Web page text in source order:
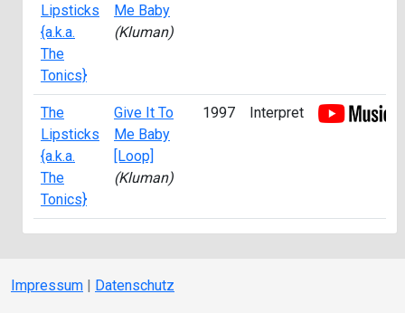
Lipsticks
{a.k.a.
The
Tonics}
Me Baby
(Kluman)
The
Lipsticks
{a.k.a.
The
Tonics}
Give It To
Me Baby
[Loop]
(Kluman)
1997 Interpret
Impressum | Datenschutz